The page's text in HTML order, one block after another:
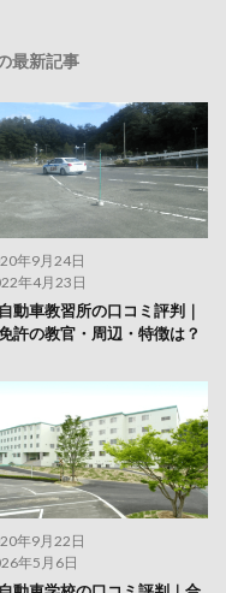
最新記事
年9月24日
年4月23日
動車教習所の口コミ評判｜
許の教官・周辺・特徴は？
年9月22日
年5月6日